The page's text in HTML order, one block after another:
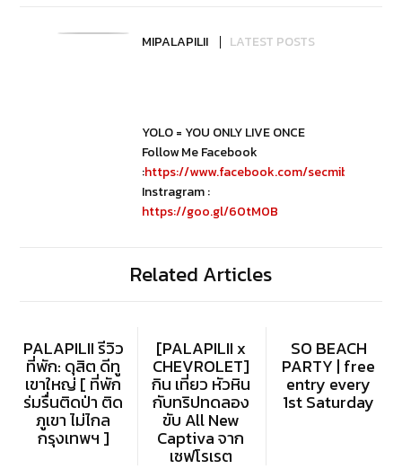
MIPALAPILII LATEST POSTS
YOLO = YOU ONLY LIVE ONCE
Follow Me Facebook
:https://www.facebook.com/secmibubbib
Instragram :
https://goo.gl/60tM0B
Related Articles
PALAPILII รีวิว
ที่พัก: ดุสิต ดีทู
เขาใหญ่ [ ที่พัก
ร่มรื่นติดป่า ติด
ภูเขา ไม่ไกล
กรุงเทพฯ ]
[PALAPILII x
CHEVROLET]
กิน เที่ยว หัวหิน
กับทริปทดลอง
ขับ All New
Captiva จาก
เชฟโรเรต
SO BEACH
PARTY | free
entry every
1st Saturday